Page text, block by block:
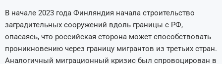
В начале 2023 года Финляндия начала строительство
заградительных сооружений вдоль границы с РФ,
опасаясь, что российская сторона может способствовать
проникновению через границу мигрантов из третьих стран.
Аналогичный миграционный кризис был спровоцирован в